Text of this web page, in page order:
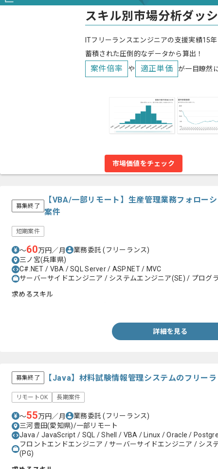
スキル別市場分析ダッ
ITフリーランスエンジニアの支援実績15
蓄積された圧倒的なデータから算出！
案件倍率 や 適正単価 が一目瞭然
市場価値をチェック
募集終了
【VBA/一部リモート】生産管理業務フォロー
案件
短期案件
〜60万円／月 業務委託(フリーランス)
三ノ宮(兵庫県)
C#.NET / VBA / SQL Server / ASP.NET / MVC
サーバーサイドエンジニア / システムエンジニア(SE) / プログ
求めるスキル
詳細を見る
募集終了 【Java】材料試験情報管理システムのフリー
リモートOK 長期案件
〜55万円／月 業務委託(フリーランス)
三河豊田(愛知県)/一部リモート
Java / JavaScript / SQL / Shell / VBA / Linux / Oracle /
フロントエンドエンジニア / サーバーサイドエンジニア / シス
(PG)